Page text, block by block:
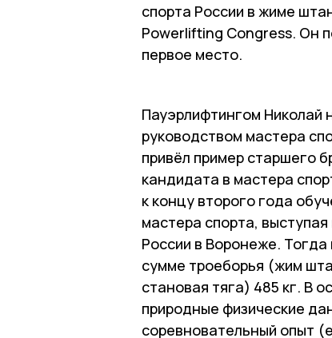
спорта России в жиме
Powerlifting Congress. Он
первое место.
Пауэрлифтингом Николай
руководством мастера
привёл пример старшего
кандидата в мастера
к концу второго года
мастера спорта,
России в Воронеже.
сумме троеборья (жим
становая тяга) 485 кг. В
природные физические
соревновательный опыт